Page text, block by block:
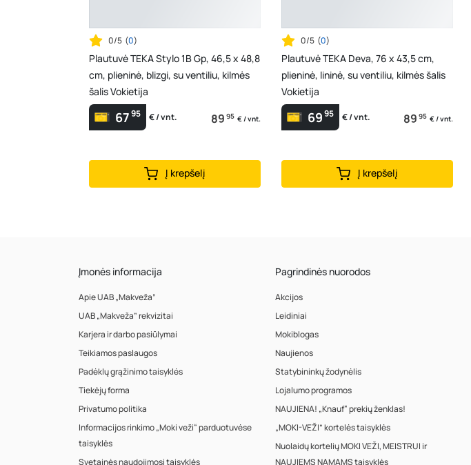
0/5 (0)
Plautuvė TEKA Stylo 1B Gp, 46,5 x 48,8
cm, plieninė, blizgi, su ventiliu, kilmės
šalis Vokietija
6795 € / vnt. 89 95 € / vnt.
Į krepšelį
0/5 (0)
Plautuvė TEKA Deva, 76 x 43,5 cm,
plieninė, lininė, su ventiliu, kilmės šalis
Vokietija
6995 € / vnt. 89 95 € / vnt.
Į krepšelį
Įmonės informacija
Apie UAB „Makveža”
UAB „Makveža” rekvizitai
Karjera ir darbo pasiūlymai
Teikiamos paslaugos
Padėklų grąžinimo taisyklės
Tiekėjų forma
Privatumo politika
Informacijos rinkimo „Moki veži“ parduotuvėse
taisyklės
Svetainės naudojimosi taisyklės
Pagrindinės nuorodos
Akcijos
Leidiniai
Mokiblogas
Naujienos
Statybininkų žodynėlis
Lojalumo programos
NAUJIENA! „Knauf“ prekių ženklas!
„MOKI-VEŽI” kortelės taisyklės
Nuolaidų kortelių MOKI VEŽI, MEISTRUI ir
NAUJIEMS NAMAMS taisyklės